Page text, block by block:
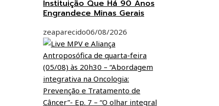
Instituição Que Há 90 Anos
Engrandece Minas Gerais
zeaparecido06/08/2026